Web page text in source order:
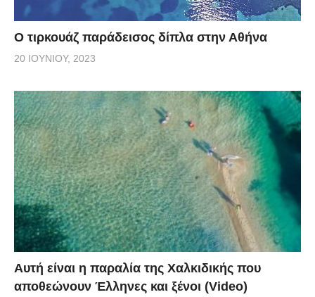
Ο τιρκουάζ παράδεισος δίπλα στην Αθήνα
20 ΙΟΥΝΊΟΥ, 2023
Αυτή είναι η παραλία της Χαλκιδικής που
αποθεώνουν Έλληνες και ξένοι (Video)